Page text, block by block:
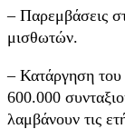
– Παρεμβάσεις
μισθωτών.
– Κατάργηση του
600.000
λαμβάνουν τις